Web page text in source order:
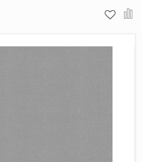
Bernardo
Decori Decori